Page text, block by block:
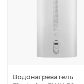
Водонагреватель